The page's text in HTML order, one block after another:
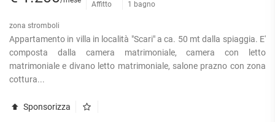
Affitto
1 bagno
zona stromboli
Appartamento in villa in località "Scari" a ca. 50 mt dalla spiaggia. E'
composta dalla camera matrimoniale, camera con letto
matrimoniale e divano letto matrimoniale, salone prazno con zona
cottura...
Sponsorizza